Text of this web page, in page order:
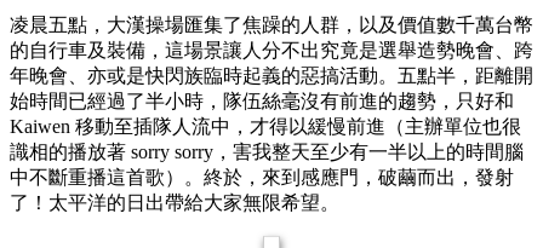
凌晨五點，大漢操場匯集了焦躁的人群，以及價值數千萬台幣
的自行車及裝備，這場景讓人分不出究竟是選舉造勢晚會、跨
年晚會、亦或是快閃族臨時起義的惡搞活動。五點半，距離開
始時間已經過了半小時，隊伍絲毫沒有前進的趨勢，只好和
Kaiwen 移動至插隊人流中，才得以緩慢前進（主辦單位也很
識相的播放著 sorry sorry，害我整天至少有一半以上的時間腦
中不斷重播這首歌）。終於，來到感應門，破繭而出，發射
了！太平洋的日出帶給大家無限希望。